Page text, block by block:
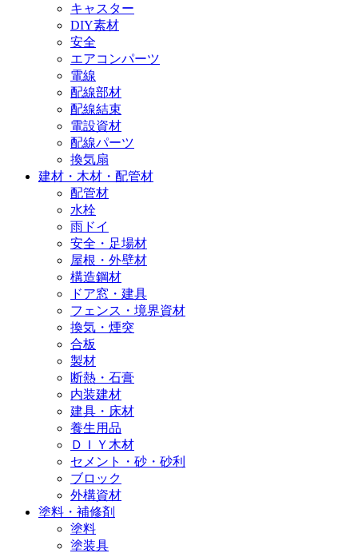
キャスター
DIY素材
安全
エアコンパーツ
電線
配線部材
配線結束
電設資材
配線パーツ
換気扇
建材・木材・配管材
配管材
水栓
雨ドイ
安全・足場材
屋根・外壁材
構造鋼材
ドア窓・建具
フェンス・境界資材
換気・煙突
合板
製材
断熱・石膏
内装建材
建具・床材
養生用品
ＤＩＹ木材
セメント・砂・砂利
ブロック
外構資材
塗料・補修剤
塗料
塗装具